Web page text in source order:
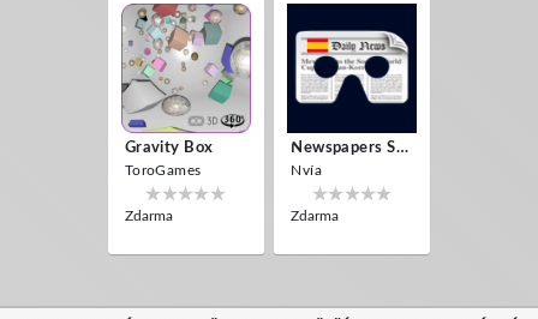
Gravity Box
ToroGames
Zdarma
Newspapers Spain VR
Nvía
Zdarma